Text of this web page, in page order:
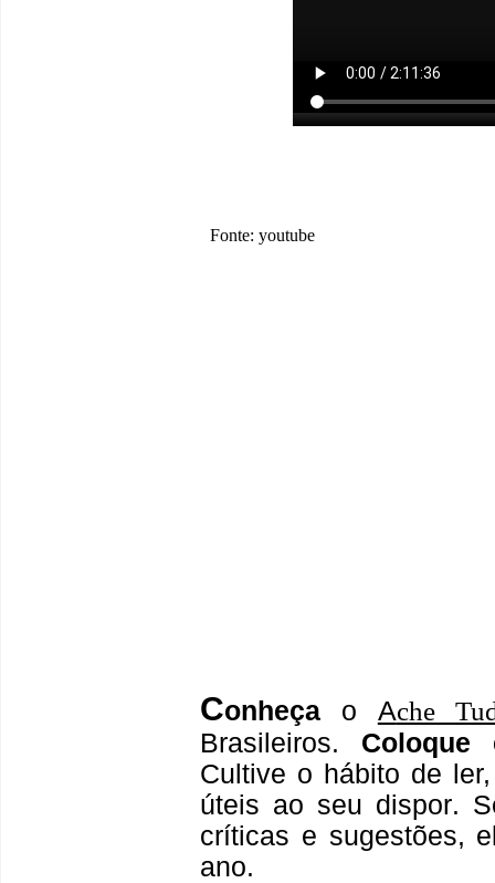
Fonte: youtube
Conheça o Ache
Brasileiros.
Cultive o hábito de
úteis ao seu dispor.
críticas e sugestões,
ano.